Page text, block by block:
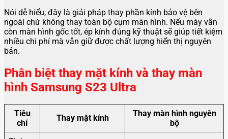
Nói dễ hiểu, đây là giải pháp thay phần kính bảo vệ bên
ngoài chứ không thay toàn bộ cụm màn hình. Nếu máy vẫn
còn màn hình gốc tốt, ép kính đúng kỹ thuật sẽ giúp tiết kiệm
nhiều chi phí mà vẫn giữ được chất lượng hiển thị nguyên
bản.
Phân biệt thay mặt kính và thay màn
hình Samsung S23 Ultra
Tiêu
chí
Thay mặt kính
Thay màn hình nguyên
bộ